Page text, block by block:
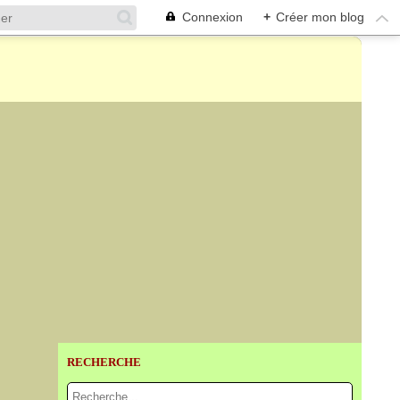
Connexion + Créer mon blog
RECHERCHE